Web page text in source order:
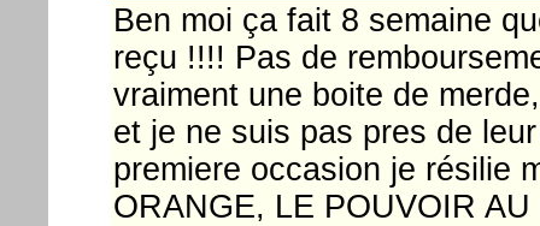
Ben moi ça fait 8 semaine
reçu !!!! Pas de
vraiment une boite de
et je ne suis pas pres de
premiere occasion je résilie
ORANGE, LE POUVOIR